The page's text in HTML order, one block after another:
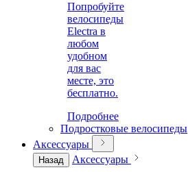
Попробуйте
велосипеды
Electra в
любом
удобном
для вас
месте, это
бесплатно.
Подробнее
Подростковые велосипеды
Аксессуары
Назад Аксессуары